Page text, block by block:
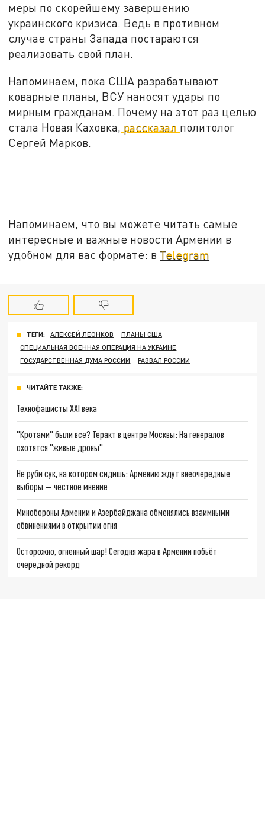
меры по скорейшему завершению
украинского кризиса. Ведь в противном
случае страны Запада постараются
реализовать свой план.
Напоминаем, пока США разрабатывают
коварные планы, ВСУ наносят удары по
мирным гражданам. Почему на этот раз целью
стала Новая Каховка, рассказал политолог
Сергей Марков.
Напоминаем, что вы можете читать самые
интересные и важные новости Армении в
удобном для вас формате: в Telegram
ТЕГИ: АЛЕКСЕЙ ЛЕОНКОВ
ПЛАНЫ США
СПЕЦИАЛЬНАЯ ВОЕННАЯ ОПЕРАЦИЯ НА УКРАИНЕ
ГОСУДАРСТВЕННАЯ ДУМА РОССИИ
РАЗВАЛ РОССИИ
ЧИТАЙТЕ ТАКЖЕ:
Технофашисты XXI века
"Кротами" были все? Теракт в центре Москвы: На генералов
охотятся "живые дроны"
Не руби сук, на котором сидишь: Армению ждут внеочередные
выборы — честное мнение
Минобороны Армении и Азербайджана обменялись взаимными
обвинениями в открытии огня
Осторожно, огненный шар! Сегодня жара в Армении побьёт
очередной рекорд